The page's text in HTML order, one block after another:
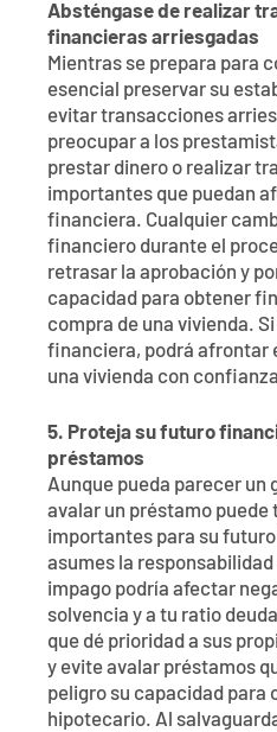
Absténgase de realizar
financieras arriesgadas
Mientras se prepara para
esencial preservar su
evitar transacciones
preocupar a los
prestar dinero o realizar
importantes que puedan
financiera. Cualquier
financiero durante el
retrasar la aprobación y
capacidad para obtener
compra de una vivienda.
financiera, podrá afrontar
una vivienda con
5. Proteja su futuro
préstamos
Aunque pueda parecer un
avalar un préstamo
importantes para su
asumes la
impago podría afectar
solvencia y a tu ratio
que dé prioridad a sus
y evite avalar préstamos
peligro su capacidad para
hipotecario. Al